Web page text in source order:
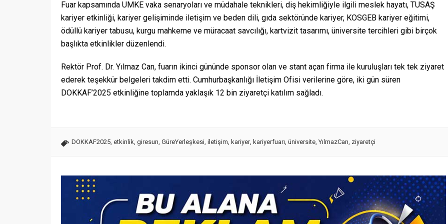
Fuar kapsamında UMKE vaka senaryoları ve müdahale teknikleri, diş hekimliğiyle ilgili meslek hayatı, TUSAŞ
kariyer etkinliği, kariyer gelişiminde iletişim ve beden dili, gıda sektöründe kariyer, KOSGEB kariyer eğitimi,
ödüllü kariyer tabusu, kurgu mahkeme ve müracaat savcılığı, kartvizit tasarımı, üniversite tercihleri gibi birçok
başlıkta etkinlikler düzenlendi.
Rektör Prof. Dr. Yılmaz Can, fuarın ikinci gününde sponsor olan ve stant açan firma ile kuruluşları tek tek ziyaret
ederek teşekkür belgeleri takdim etti. Cumhurbaşkanlığı İletişim Ofisi verilerine göre, iki gün süren
DOKKAF’2025 etkinliğine toplamda yaklaşık 12 bin ziyaretçi katılım sağladı.
DOKKAF2025, etkinlik, giresun, GüreYerleşkesi, iletişim, kariyer, kariyerfuarı, üniversite, YılmazCan, ziyaretçi